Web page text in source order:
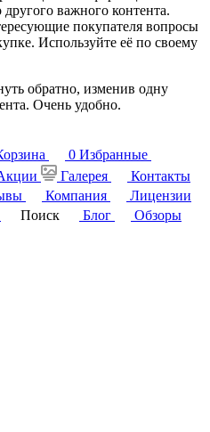
важного контента.
покупателя вопросы
Используйте её по своему
обратно, изменив одну
Очень удобно.
0 Избранные
Галерея
Контакты
Компания
Лицензии
Поиск Блог
Обзоры